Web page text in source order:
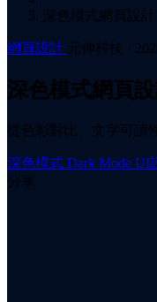
深色模式網頁設
網頁設計 元伸科技 ·
深色模式網頁
從色彩對比、文字可讀
深色模式 Dark Mode UI
分享